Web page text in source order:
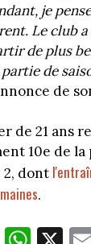
je
Le club
de plus
de
de
de 21 ans
10e de la
2, dont
.